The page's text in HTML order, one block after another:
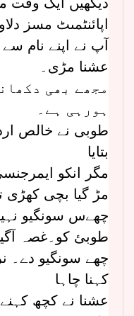
اپائنٹمںٹ مسز
آپ نے اپنے نام سے
عشنا مڑی۔
مجھے بھی
ہورہی ہے۔
طوبی نے خالص
بتایا
مگر انکو
مڑ گیا بچی کھڑی
چھےس سونگیو
طوبئ کو۔غصہ
چھے سونگیو دے۔
کہنا چاہا
عشنا نے کچھ کہنے